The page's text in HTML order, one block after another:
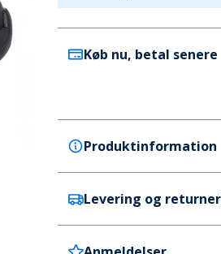
Køb nu, betal senere
Produktinformation
SKECHERS SPORT
SKECHERS Herre Bobs
Farve
Levering og